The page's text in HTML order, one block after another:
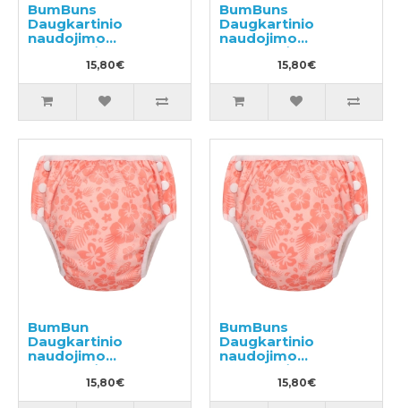
BumBuns
Daugkartinio
naudojimo
sauskelnės
plaukimui ir tualeto
mokymui L 14-20kg
15,80€
BumBuns
Daugkartinio
naudojimo
sauskelnės
plaukimui ir tualeto
mokymui S 8-11kg
15,80€
BumBun
Daugkartinio
naudojimo
sauskelnės
plaukimui ir tualeto
mokymui M 11-15kg
15,80€
BumBuns
Daugkartinio
naudojimo
sauskelnės
plaukimui ir tualeto
mokymui L 14-20kg
15,80€